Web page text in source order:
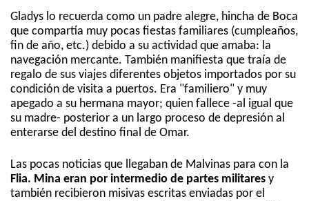
Gladys lo recuerda como un padre alegre, hincha de Boca
que compartía muy pocas fiestas familiares (cumpleaños,
fin de año, etc.) debido a su actividad que amaba: la
navegación mercante. También manifiesta que traía de
regalo de sus viajes diferentes objetos importados por su
condición de visita a puertos. Era "familiero" y muy
apegado a su hermana mayor; quien fallece -al igual que
su madre- posterior a un largo proceso de depresión al
enterarse del destino final de Omar.
Las pocas noticias que llegaban de Malvinas para con la
Flia. Mina eran por intermedio de partes militares y
también recibieron misivas escritas enviadas por el